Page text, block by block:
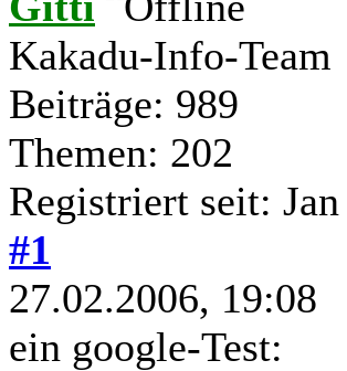
Kakadu-Info-Team
Beiträge: 989
Themen: 202
Registriert seit:
#1
27.02.2006, 19:08
ein google-Test: